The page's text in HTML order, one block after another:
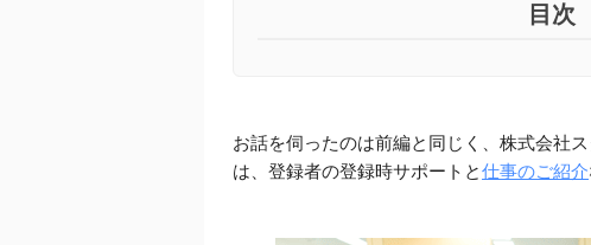
目次
お話を伺ったのは前編と同じく、株式会社
は、登録者の登録時サポートと仕事のご紹介